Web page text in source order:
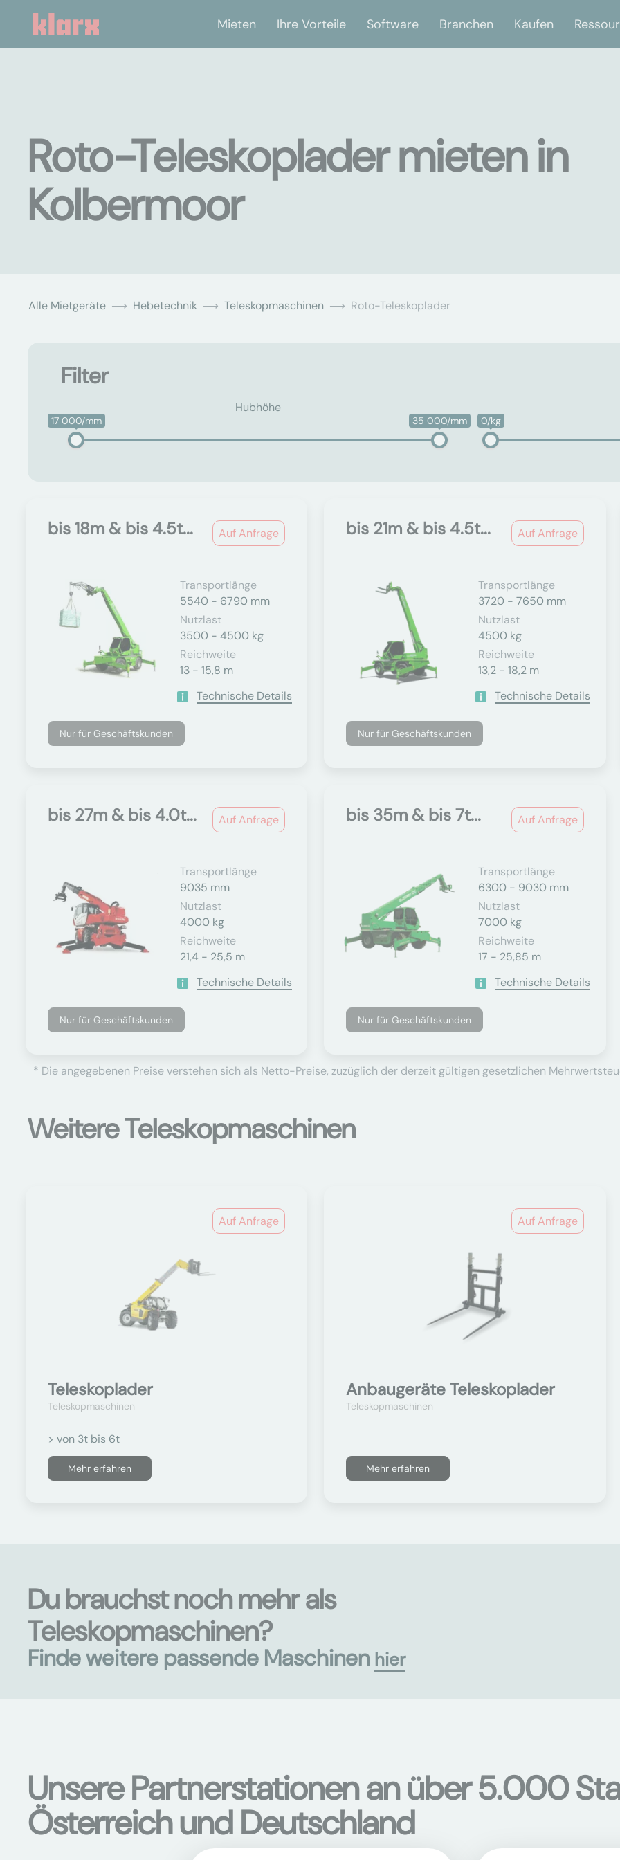
Mieten Ihre Vorteile Software Branchen Kaufen
Roto-Teleskoplader mieten in
Kolbermoor
Alle Mietgeräte Hebetechnik Teleskopmaschinen Roto-Teleskoplader
Filter
Hubhöhe
17 000/mm 35 000/mm 0/kg
Auf Anfrage
bis 18m & bis 4.5t...
Transportlänge
5540 - 6790 mm
Nutzlast
3500 - 4500 kg
Reichweite
13 - 15,8 m
Technische Details
Nur für Geschäftskunden
Auf Anfrage
bis 21m & bis 4.5t...
Transportlänge
3720 - 7650 mm
Nutzlast
4500 kg
Reichweite
13,2 - 18,2 m
Technische Details
Nur für Geschäftskunden
Auf Anfrage
bis 27m & bis 4.0t...
Transportlänge
9035 mm
Nutzlast
4000 kg
Reichweite
21,4 - 25,5 m
Technische Details
Nur für Geschäftskunden
Auf Anfrage
bis 35m & bis 7t...
Transportlänge
6300 - 9030 mm
Nutzlast
7000 kg
Reichweite
17 - 25,85 m
Technische Details
Nur für Geschäftskunden
* Die angegebenen Preise verstehen sich als Netto-Preise, zuzüglich der derzeit gültigen gesetzlichen
Weitere Teleskopmaschinen
Auf Anfrage
Teleskoplader
Teleskopmaschinen
> von 3t bis 6t
Mehr erfahren
Auf Anfrage
Anbaugeräte Teleskoplader
Teleskopmaschinen
Mehr erfahren
Du brauchst noch mehr als
Teleskopmaschinen?
Finde weitere passende Maschinen hier
Unsere Partnerstationen an über 5.000
Österreich und Deutschland